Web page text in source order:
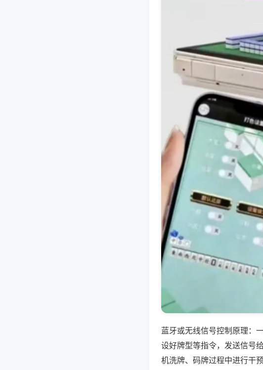
蓝牙或无线信号控制原理：
设好牌型等指令，发送信号
机洗牌、码牌过程中进行干